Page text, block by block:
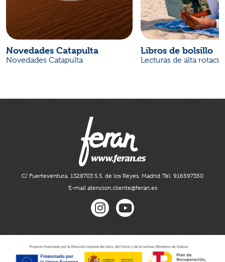
Novedades Catapulta
Novedades Catapulta
Libros de bolsillo
Lecturas de alta
C/ Fuerteventura, 1328703 S.S. de los Reyes, Madrid Tel. 916597350
E-mail atencion.cliente@feran.es